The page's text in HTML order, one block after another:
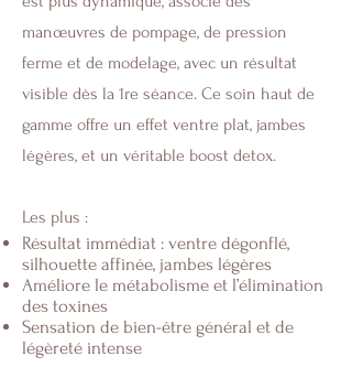
manœuvres de pompage, de pression
ferme et de modelage, avec un résultat
visible dès la 1re séance. Ce soin haut de
gamme offre un effet ventre plat, jambes
légères, et un véritable boost detox.
Les plus :
Résultat immédiat : ventre dégonflé,
silhouette affinée, jambes légères
Améliore le métabolisme et l’élimination
des toxines
Sensation de bien-être général et de
légèreté intense